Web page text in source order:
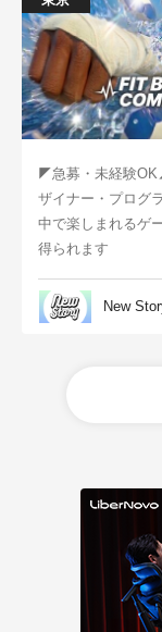
◤急募・未経験
ザイナー・プログ
中で楽しまれるゲ
得られます
New